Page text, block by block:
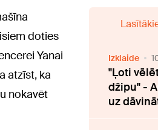
doties
Yanai
atzīst, ka
nokavēt
Izklaide
"Ļoti
džipu" -
uz